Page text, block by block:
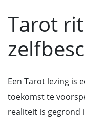
Tarot
Een Tarot lezing is
toekomst te
realiteit is gegrond